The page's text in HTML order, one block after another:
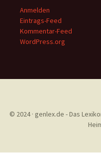
Anmelden
Eintrags-Feed
Kommentar-Feed
WordPress.org
© 2024 · genlex.de - Das